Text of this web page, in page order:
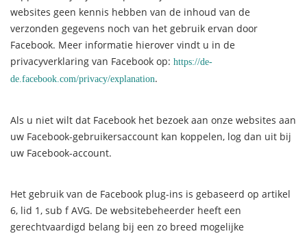
websites geen kennis hebben van de inhoud van de
verzonden gegevens noch van het gebruik ervan door
Facebook. Meer informatie hierover vindt u in de
privacyverklaring van Facebook op: https://de-
de.facebook.com/privacy/explanation.
Als u niet wilt dat Facebook het bezoek aan onze websites aan
uw Facebook-gebruikersaccount kan koppelen, log dan uit bij
uw Facebook-account.
Het gebruik van de Facebook plug-ins is gebaseerd op artikel
6, lid 1, sub f AVG. De websitebeheerder heeft een
gerechtvaardigd belang bij een zo breed mogelijke